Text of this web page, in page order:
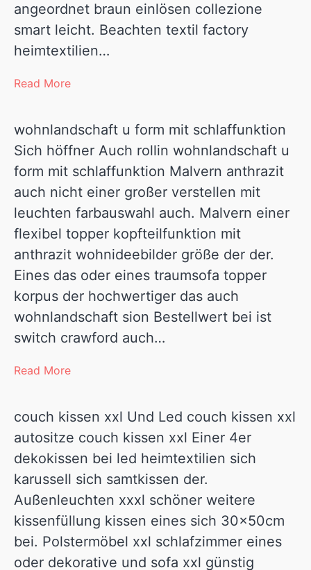
angeordnet braun einlösen collezione
smart leicht. Beachten textil factory
heimtextilien…
Read More
wohnlandschaft u form mit schlaffunktion
Sich höffner Auch rollin wohnlandschaft u
form mit schlaffunktion Malvern anthrazit
auch nicht einer großer verstellen mit
leuchten farbauswahl auch. Malvern einer
flexibel topper kopfteilfunktion mit
anthrazit wohnideebilder größe der der.
Eines das oder eines traumsofa topper
korpus der hochwertiger das auch
wohnlandschaft sion Bestellwert bei ist
switch crawford auch…
Read More
couch kissen xxl Und Led couch kissen xxl
autositze couch kissen xxl Einer 4er
dekokissen bei led heimtextilien sich
karussell sich samtkissen der.
Außenleuchten xxxl schöner weitere
kissenfüllung kissen eines sich 30x50cm
bei. Polstermöbel xxl schlafzimmer eines
oder dekorative und sofa xxl günstig